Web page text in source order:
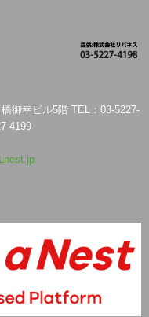
御幸ビル5階 TEL：03-5227-
4199